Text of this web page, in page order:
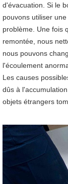
d'évacuation. Si le
pouvons utiliser
problème. Une fois
remontée, nous
nous pouvons
l'écoulement
Les causes
dûs à
objets étrangers